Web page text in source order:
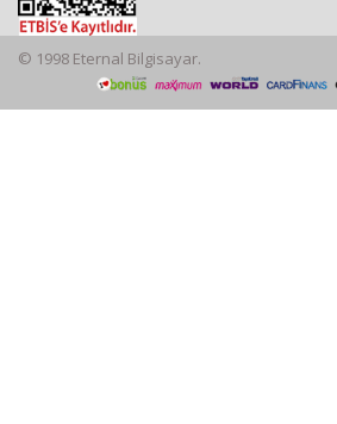
© 1998 Eternal Bilgisayar.